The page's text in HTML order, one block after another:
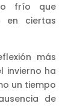
frío que
en ciertas
más
invierno ha
un tiempo
de